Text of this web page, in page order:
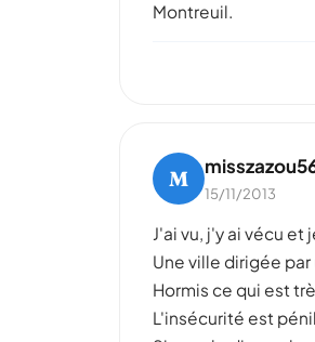
Montreuil.
M
15/11/2013
J'ai vu, j'y ai vécu et
Une ville dirigée par
Hormis ce qui est
L'insécurité est